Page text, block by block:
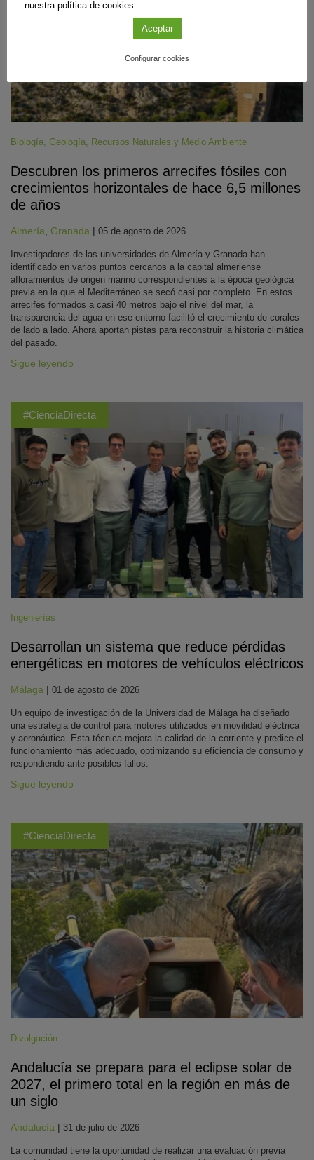
Biología, Geología, Recursos Naturales y Medio Ambiente
Descubren los primeros arrecifes fósiles con
crecimientos horizontales de hace 6,5 millones
de años
Almería Granada | 05 de agosto de 2026
Investigadores de las universidades de Almería y Granada han
identificado en varios puntos cercanos a la capital almeriense
afloramientos de origen marino correspondientes a la época geológica
previa en la que el Mediterráneo se secó casi por completo. En estos
arrecifes formados a casi 40 metros bajo el nivel del mar, la
transparencia del agua en ese entorno facilitó el crecimiento de corales
de lado a lado. Ahora aportan pistas para reconstruir la historia climática
del pasado.
Sigue leyendo
#CienciaDirecta
Ingenierías
Desarrollan un sistema que reduce pérdidas
energéticas en motores de vehículos eléctricos
Málaga | 01 de agosto de 2026
Un equipo de investigación de la Universidad de Málaga ha diseñado
una estrategia de control para motores utilizados en movilidad eléctrica
y aeronáutica. Esta técnica mejora la calidad de la corriente y predice el
funcionamiento más adecuado, optimizando su eficiencia de consumo y
respondiendo ante posibles fallos.
Sigue leyendo
#CienciaDirecta
Divulgación
Andalucía se prepara para el eclipse solar de
2027, el primero total en la región en más de
un siglo
Andalucía | 31 de julio de 2026
La comunidad tiene la oportunidad de realizar una evaluación previa
nuestra política de cookies.
Aceptar
Configurar cookies